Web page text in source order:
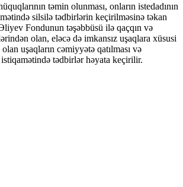
təmin olunması, onların istedadının
silsilə tədbirlərin keçirilməsinə təkan
Fondunun təşəbbüsü ilə qaçqın və
olan, eləcə də imkansız uşaqlara xüsusi
uşaqların cəmiyyətə qatılması və
tədbirlər həyata keçirilir.